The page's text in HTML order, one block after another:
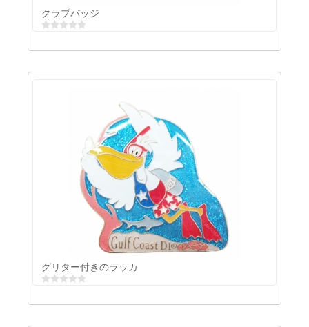
クラブバッジ
クラブバッジ
グリター付きのラッカ